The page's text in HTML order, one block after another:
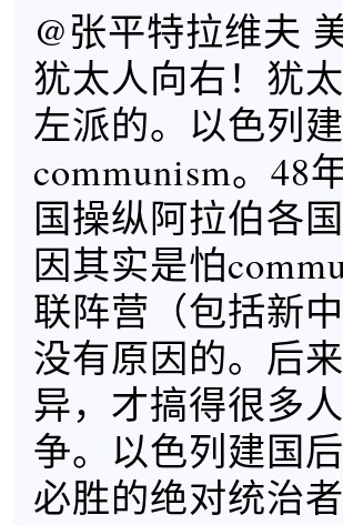
@张平特拉维夫
犹太人向右！犹
左派的。以色列
communism。48
国操纵阿拉伯各
因其实是怕
联阵营（包括新
没有原因的。后
异，才搞得很多
争。以色列建国
必胜的绝对统治者